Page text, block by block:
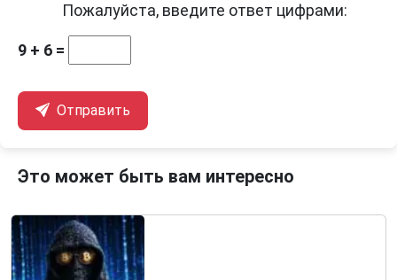
Пожалуйста, введите ответ цифрами:
9 + 6 =
Отправить
Это может быть вам интересно